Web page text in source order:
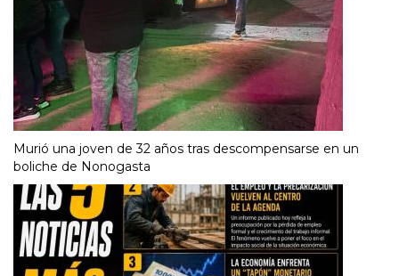
Murió una joven de 32 años tras descompensarse en un
boliche de Nonogasta